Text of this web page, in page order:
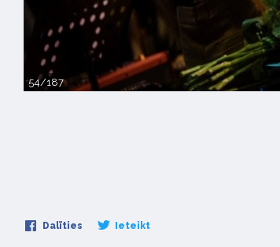
54/187
Dalīties Ieteikt